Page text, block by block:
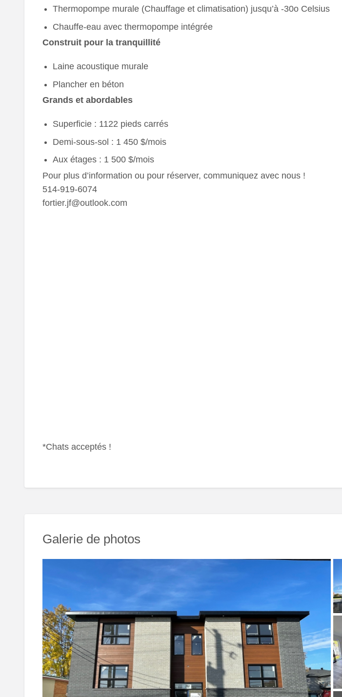
Thermopompe murale (Chauffage et climatisation) jusqu’à -30o Celsius
Chauffe-eau avec thermopompe intégrée
Construit pour la tranquillité
Laine acoustique murale
Plancher en béton
Grands et abordables
Superficie : 1122 pieds carrés
Demi-sous-sol : 1 450 $/mois
Aux étages : 1 500 $/mois
Pour plus d’information ou pour réserver, communiquez avec nous !
514-919-6074
fortier.jf@outlook.com
*Chats acceptés !
Galerie de photos